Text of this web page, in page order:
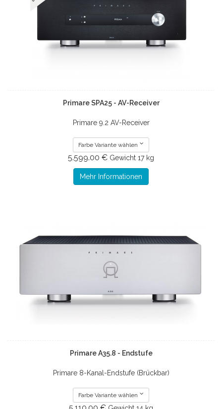
Primare SPA25 - AV-Receiver
Primare 9.2 AV-Receiver
Farbe Variante wählen
5.599.00 € Gewicht 17 kg
Mehr Informationen
Primare A35.8 - Endstufe
Primare 8-Kanal-Endstufe (Brückbar)
Farbe Variante wählen